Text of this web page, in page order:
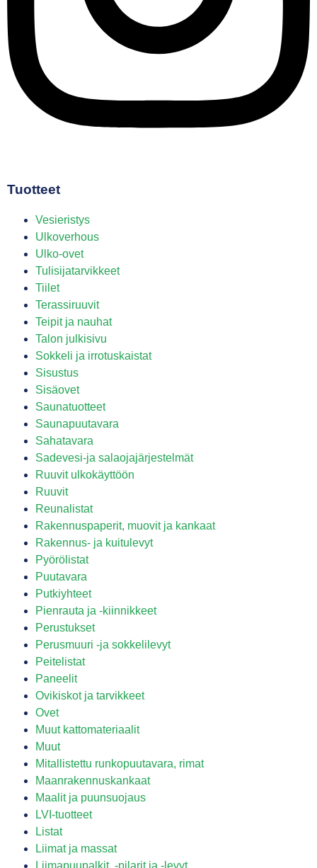
Tuotteet
Vesieristys
Ulkoverhous
Ulko-ovet
Tulisijatarvikkeet
Tiilet
Terassiruuvit
Teipit ja nauhat
Talon julkisivu
Sokkeli ja irrotuskaistat
Sisustus
Sisäovet
Saunatuotteet
Saunapuutavara
Sahatavara
Sadevesi-ja salaojajärjestelmät
Ruuvit ulkokäyttöön
Ruuvit
Reunalistat
Rakennuspaperit, muovit ja kankaat
Rakennus- ja kuitulevyt
Pyörölistat
Puutavara
Putkiyhteet
Pienrauta ja -kiinnikkeet
Perustukset
Perusmuuri -ja sokkelilevyt
Peitelistat
Paneelit
Ovikiskot ja tarvikkeet
Ovet
Muut kattomateriaalit
Muut
Mitallistettu runkopuutavara, rimat
Maanrakennuskankaat
Maalit ja puunsuojaus
LVI-tuotteet
Listat
Liimat ja massat